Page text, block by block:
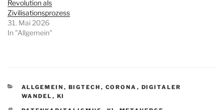
Revolution als
Zivilisationsprozess
31. Mai 2026
In "Allgemein"
KATEGORIEN
ALLGEMEIN , BIGTECH , CORONA , DIGITALER
WANDEL , KI